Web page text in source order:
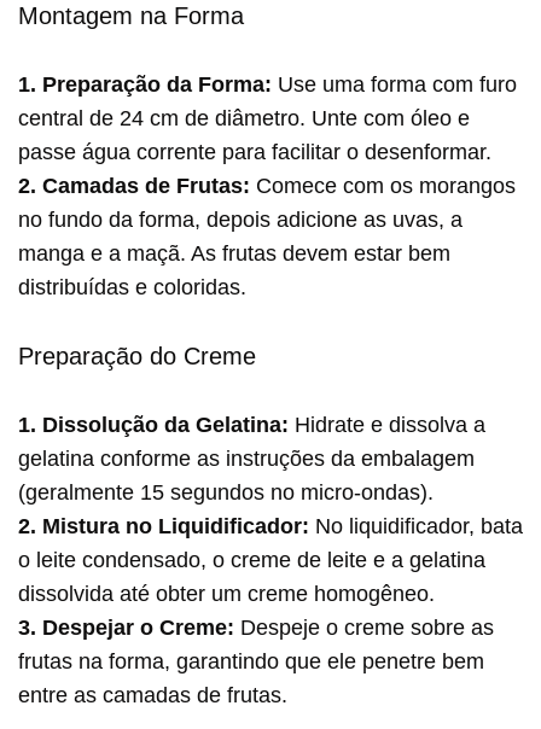
Montagem na Forma
1. Preparação da Forma: Use uma forma com furo
central de 24 cm de diâmetro. Unte com óleo e
passe água corrente para facilitar o desenformar.
2. Camadas de Frutas: Comece com os morangos
no fundo da forma, depois adicione as uvas, a
manga e a maçã. As frutas devem estar bem
distribuídas e coloridas.
Preparação do Creme
1. Dissolução da Gelatina: Hidrate e dissolva a
gelatina conforme as instruções da embalagem
(geralmente 15 segundos no micro-ondas).
2. Mistura no Liquidificador: No liquidificador, bata
o leite condensado, o creme de leite e a gelatina
dissolvida até obter um creme homogêneo.
3. Despejar o Creme: Despeje o creme sobre as
frutas na forma, garantindo que ele penetre bem
entre as camadas de frutas.